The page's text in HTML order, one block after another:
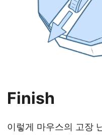
Finish
이렇게 마우스의 고장